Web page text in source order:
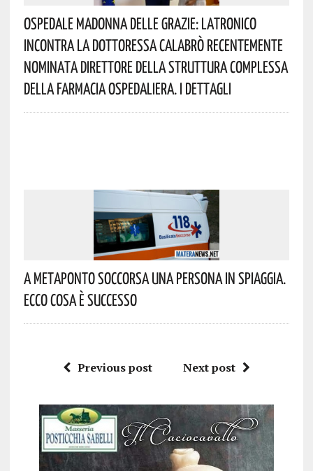
Ospedale Madonna Delle Grazie: Latronico
Incontra La Dottoressa Calabrò Recentemente
Nominata Direttore Della Struttura Complessa
Della Farmacia Ospedaliera. I Dettagli
A Metaponto Soccorsa Una Persona In Spiaggia.
Ecco Cosa È Successo
Previous post Next post